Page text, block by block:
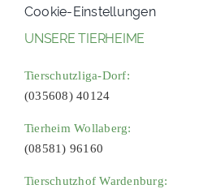
Cookie-Einstellungen
UNSERE TIERHEIME
Tierschutzliga-Dorf:
(035608) 40124
Tierheim Wollaberg:
(08581) 96160
Tierschutzhof Wardenburg: